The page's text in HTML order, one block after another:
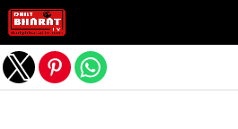
mobile version